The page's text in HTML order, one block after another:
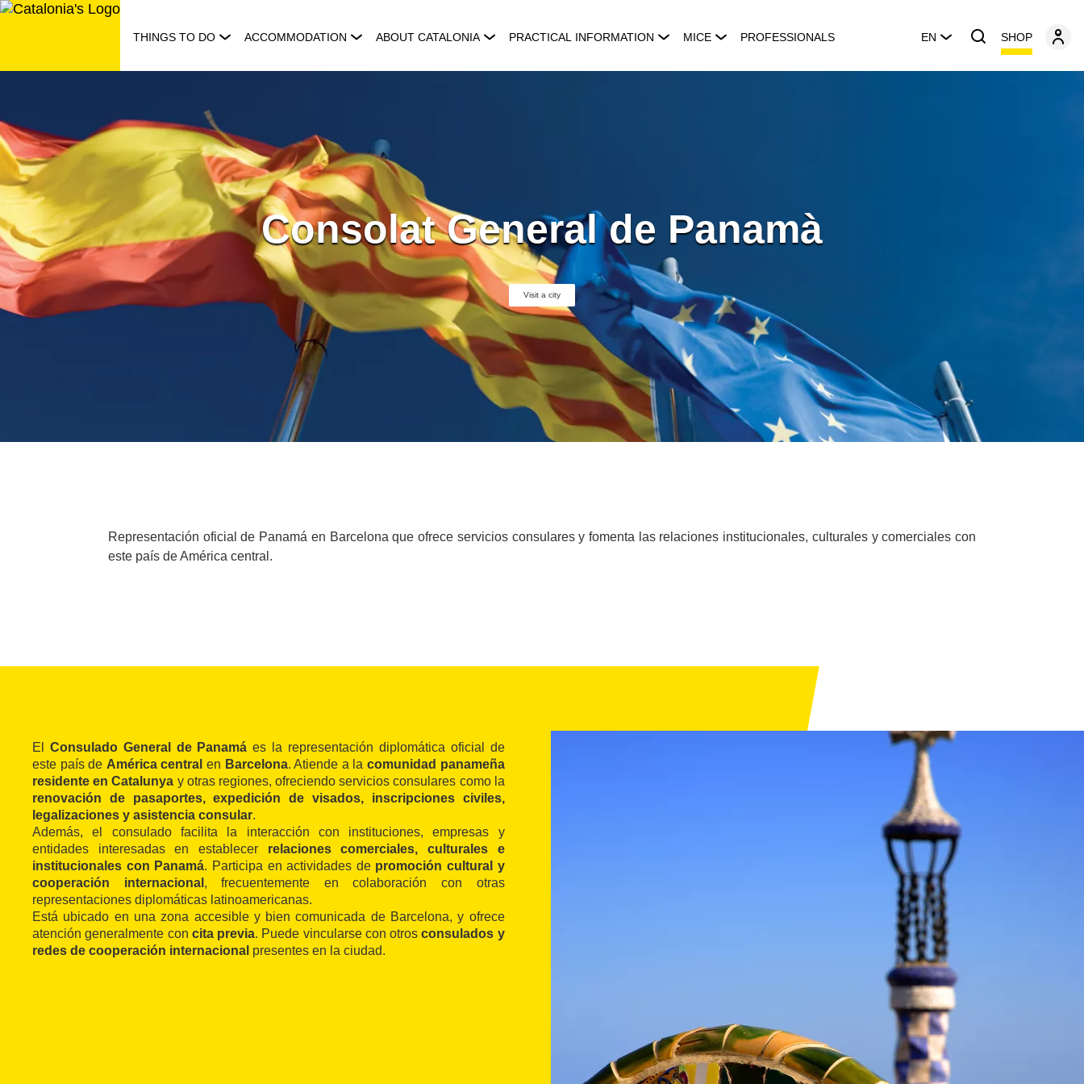
Skip
THINGS TO DO ACCOMMODATION ABOUT CATALONIA PRACTICAL INFORMATION MICE PROFESSIONALS EN SHOP
Consolat General de Panamà
Visit a city
Representación oficial de Panamá en Barcelona que ofrece servicios consulares y fomenta las relaciones institucionales, culturales y comerciales con
este país de América central.
El Consulado General de Panamá es la representación diplomática oficial de
este país de América central en Barcelona. Atiende a lacomunidad panameña
residente en Catalunya y otras regiones, ofreciendo servicios consulares como la
renovación de pasaportes, expedición de visados, inscripciones civiles,
legalizaciones y asistencia consular.
Además, el consulado facilita la interacción con instituciones, empresas y
entidades interesadas en establecer relaciones comerciales, culturales e
institucionales con Panamá. Participa en actividades de promoción cultural y
cooperación internacional , frecuentemente en colaboración con otras
representaciones diplomáticas latinoamericanas.
Está ubicado en una zona accesible y bien comunicada de Barcelona, y ofrece
atención generalmente con cita previa. Puede vincularse con otrosconsulados y
redes de cooperación internacional presentes en la ciudad.